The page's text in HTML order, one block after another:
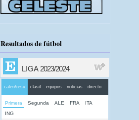
Resultados de fútbol